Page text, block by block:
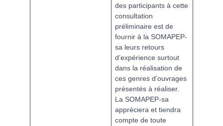
des participants à cette
consultation
préliminaire est de
fournir à la SOMAPEP-
sa leurs retours
d’expérience surtout
dans la réalisation de
ces genres d’ouvrages
présentés à réaliser.
La SOMAPEP-sa
appréciera et tiendra
compte de toute